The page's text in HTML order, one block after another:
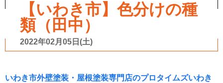
【いわき市】色分けの種
類（田中）
2022年02月05日(土)
いわき市外壁塗装・屋根塗装専門店のプロタイムズいわき